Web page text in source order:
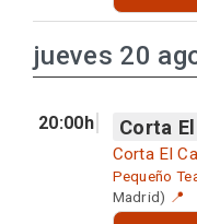
jueves 20
20:00h Corta
Corta El
Pequeño
Madrid) 📍